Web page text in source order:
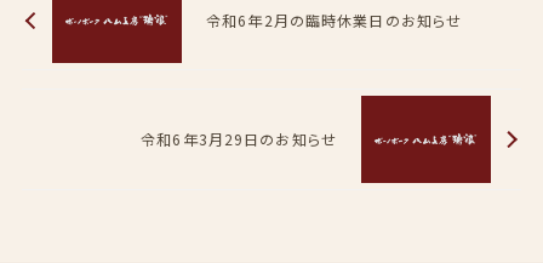
令和6年2月の臨時休業日のお知らせ
令和6年3月29日のお知らせ